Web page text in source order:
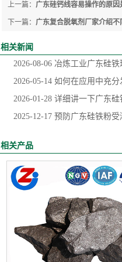
上一篇： 广东硅钙线容易操作的原因
下一篇： 广东复合脱氧剂厂家介绍
相关新闻
2026-08-06 冶炼工业广东硅
2026-05-14 如何在应用中充分
2026-01-28 详细讲一下广东
2025-12-17 预防广东硅铁粉
相关产品